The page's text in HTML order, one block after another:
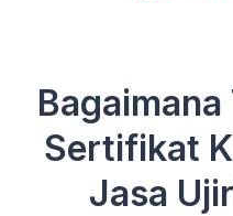
Sertifikat
Jasa